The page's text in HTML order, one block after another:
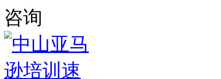
咨询